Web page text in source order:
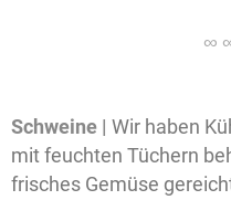
Schweine | Wir haben
mit feuchten Tüchern
frisches Gemüse